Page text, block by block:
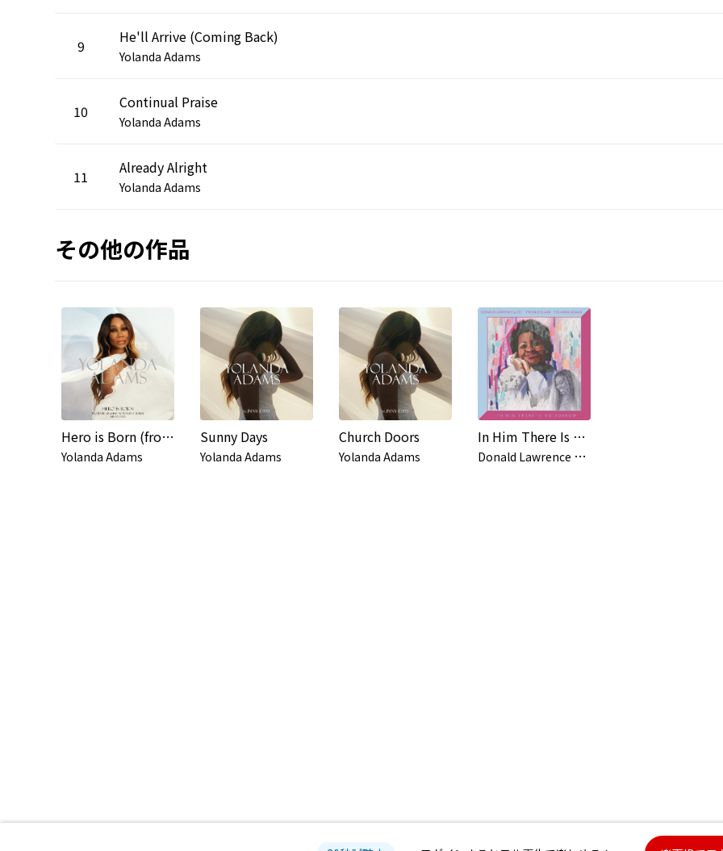
9 He'll Arrive (Coming Back)
Yolanda Adams
10 Continual Praise
Yolanda Adams
11 Already Alright
Yolanda Adams
その他の作品
Hero is Born (from the Grammy nominated album Sunny Days)
Yolanda Adams
Sunny Days
Yolanda Adams
Church Doors
Yolanda Adams
In Him There Is No Sorrow
D
onald Lawrence & Co.,Yolanda Adams